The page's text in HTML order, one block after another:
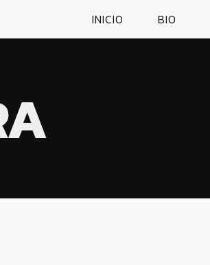
INICIO BIO